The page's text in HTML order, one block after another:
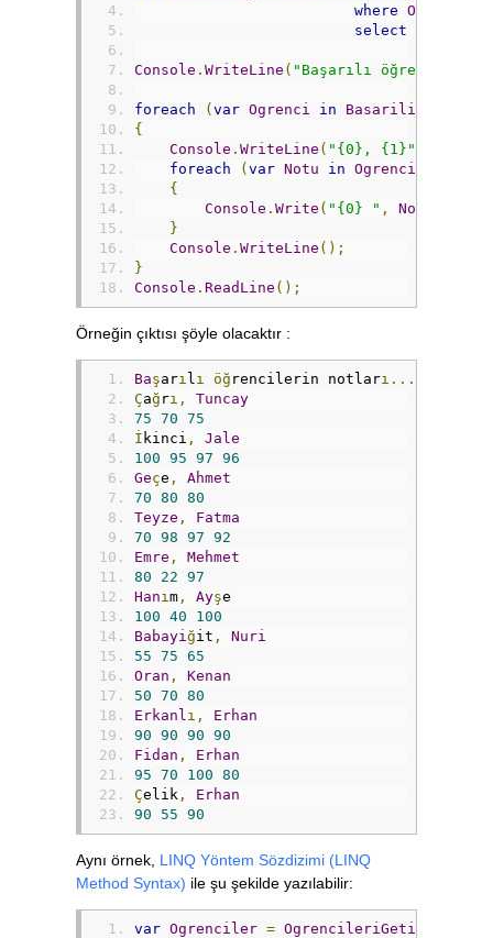
where Ogrenci
select
Console . WriteLine ( "Başarılı
foreach (var Ogrenci in
{
Console . WriteLine ( "{0}, {1}"
foreach
(var Notu in Ogrenci
{
Console . Write ( "{0} " , Notu
}
Console . WriteLine ();
}
Console . ReadLine ();
Örneğin çıktısı şöyle olacaktır :
Başarı l ı öğ rencilerin notları...
Çağ rı,
Tuncay
75 70 75
İ kinci ,
Jale
100 95 97 96
Geçe ,
Ahmet
70 80 80
Teyze ,
Fatma
70 98 97 92
Emre ,
Mehmet
80
22 97
Hanı m , Ayşe
100 40
100
Babayi ğit ,
Nuri
55 75 65
Oran ,
Kenan
50 70 80
Erkanl ı,
Erhan
90 90 90 90
Fidan ,
Erhan
95 70 100 80
Çelik ,
Erhan
90
55 90
Aynı örnek, LINQ Yöntem Sözdizimi (LINQ
Method Syntax) ile şu şekilde yazılabilir:
var Ogrenciler = OgrencileriGetir